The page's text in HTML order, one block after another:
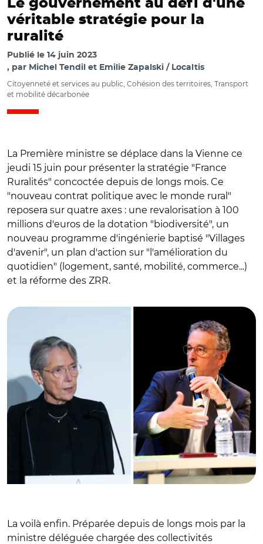
Le gouvernement au défi d'une
véritable stratégie pour la
ruralité
Publié le 14 juin 2023
par Michel Tendil et Emilie Zapalski / Localtis
Citoyenneté et services au public, Cohésion des territoires, Transport
et mobilité décarbonée
La Première ministre se déplace dans la Vienne ce
jeudi 15 juin pour présenter la stratégie "France
Ruralités" concoctée depuis de longs mois. Ce
"nouveau contrat politique avec le monde rural"
reposera sur quatre axes : une revalorisation à 100
millions d'euros de la dotation "biodiversité", un
nouveau programme d'ingénierie baptisé "Villages
d'avenir", un plan d'action sur "l'amélioration du
quotidien" (logement, santé, mobilité, commerce...)
et la réforme des ZRR.
© @Elisabeth_Borne et DR/ Elisabeth Borne et Bernard
La voilà enfin. Préparée depuis de longs mois par la
ministre déléguée chargée des collectivités